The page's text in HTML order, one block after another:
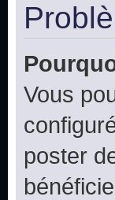
Vous
poster